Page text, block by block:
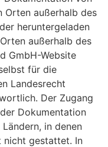
Orten außerhalb des
heruntergeladen
außerhalb des
GmbH-Website
für die
Landesrecht
Der Zugang
Dokumentation
in denen
nicht gestattet. In